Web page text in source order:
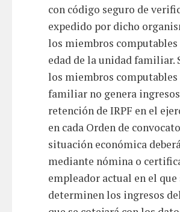
con código seguro de
expedido por dicho
los miembros computables
edad de la unidad familiar.
los miembros
familiar no genera
retención de IRPF en el
en cada Orden de
situación económica
mediante nómina o
empleador actual en el que
determinen los ingresos